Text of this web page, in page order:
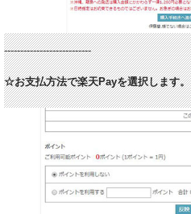
---------------------------
☆お支払方法で楽天Payを選択します。